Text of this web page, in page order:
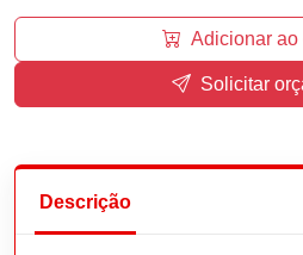
Adicionar ao
Solicitar
Descrição